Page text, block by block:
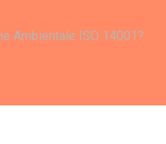
Ambientale ISO 14001?